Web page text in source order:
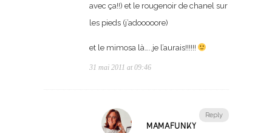
avec ça!!) et le rougenoir de chanel sur
les pieds (j’adooooore)
et le mimosa là…..je l’aurais!!!!!!
31 mai 2011 at 09:46
Reply
MAMAFUNKY